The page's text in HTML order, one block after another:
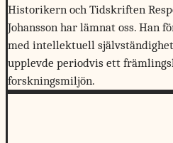
Historikern och Tidskriften
Johansson har lämnat oss. Han
med intellektuell
upplevde periodvis ett
forskningsmiljön.